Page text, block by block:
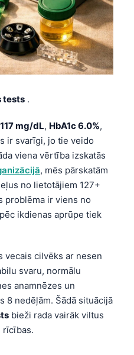
tests .
mg/dL, HbA1c 6.0%,
ir svarīgi, jo tie veido
viena vērtība izskatās
, mēs pārskatām
no lietotājiem 127+
problēma ir viens no
ikdienas aprūpe tiek
vecais cilvēks ar nesen
svaru, normālu
anamnēzes un
8 nedēļām. Šādā situācijā
bieži rada vairāk viltus
rīcības.